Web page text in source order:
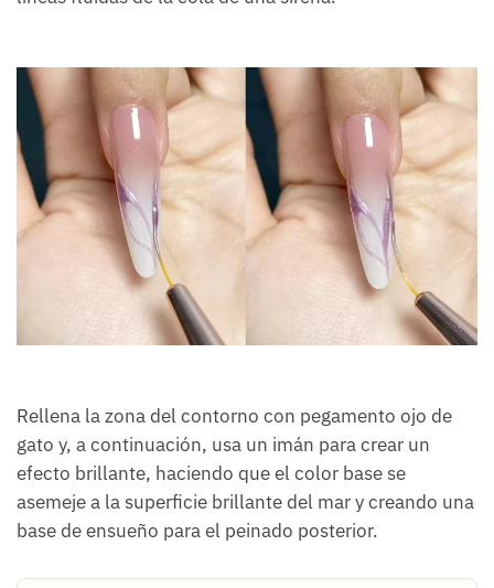
Rellena la zona del contorno con pegamento ojo de
gato y, a continuación, usa un imán para crear un
efecto brillante, haciendo que el color base se
asemeje a la superficie brillante del mar y creando una
base de ensueño para el peinado posterior.